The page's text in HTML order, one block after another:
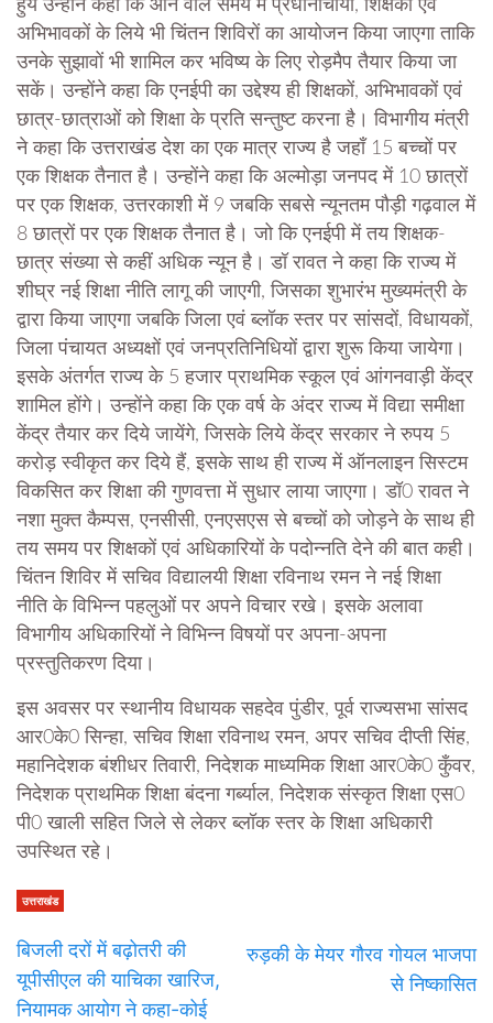
हुये उन्होंने कहा कि आने वाले समय में प्रधानाचार्यों, शिक्षकों एवं
अभिभावकों के लिये भी चिंतन शिविरों का आयोजन किया जाएगा ताकि
उनके सुझावों भी शामिल कर भविष्य के लिए रोड़मैप तैयार किया जा
सकें। उन्होंने कहा कि एनईपी का उद्देश्य ही शिक्षकों, अभिभावकों एवं
छात्र-छात्राओं को शिक्षा के प्रति सन्तुष्ट करना है। विभागीय मंत्री
ने कहा कि उत्तराखंड देश का एक मात्र राज्य है जहाँ 15 बच्चों पर
एक शिक्षक तैनात है। उन्होंने कहा कि अल्मोड़ा जनपद में 10 छात्रों
पर एक शिक्षक, उत्तरकाशी में 9 जबकि सबसे न्यूनतम पौड़ी गढ़वाल में
8 छात्रों पर एक शिक्षक तैनात है। जो कि एनईपी में तय शिक्षक-
छात्र संख्या से कहीं अधिक न्यून है। डॉ रावत ने कहा कि राज्य में
शीघ्र नई शिक्षा नीति लागू की जाएगी, जिसका शुभारंभ मुख्यमंत्री के
द्वारा किया जाएगा जबकि जिला एवं ब्लॉक स्तर पर सांसदों, विधायकों,
जिला पंचायत अध्यक्षों एवं जनप्रतिनिधियों द्वारा शुरू किया जायेगा।
इसके अंतर्गत राज्य के 5 हजार प्राथमिक स्कूल एवं आंगनवाड़ी केंद्र
शामिल होंगे। उन्होंने कहा कि एक वर्ष के अंदर राज्य में विद्या समीक्षा
केंद्र तैयार कर दिये जायेंगे, जिसके लिये केंद्र सरकार ने रुपय 5
करोड़ स्वीकृत कर दिये हैं, इसके साथ ही राज्य में ऑनलाइन सिस्टम
विकसित कर शिक्षा की गुणवत्ता में सुधार लाया जाएगा। डॉ0 रावत ने
नशा मुक्त कैम्पस, एनसीसी, एनएसएस से बच्चों को जोड़ने के साथ ही
तय समय पर शिक्षकों एवं अधिकारियों के पदोन्नति देने की बात कही।
चिंतन शिविर में सचिव विद्यालयी शिक्षा रविनाथ रमन ने नई शिक्षा
नीति के विभिन्न पहलुओं पर अपने विचार रखे। इसके अलावा
विभागीय अधिकारियों ने विभिन्न विषयों पर अपना-अपना
प्रस्तुतिकरण दिया।
इस अवसर पर स्थानीय विधायक सहदेव पुंडीर, पूर्व राज्यसभा सांसद
आर0के0 सिन्हा, सचिव शिक्षा रविनाथ रमन, अपर सचिव दीप्ती सिंह,
महानिदेशक बंशीधर तिवारी, निदेशक माध्यमिक शिक्षा आर0के0 कुँवर,
निदेशक प्राथमिक शिक्षा बंदना गर्ब्याल, निदेशक संस्कृत शिक्षा एस0
पी0 खाली सहित जिले से लेकर ब्लॉक स्तर के शिक्षा अधिकारी
उपस्थित रहे।
उत्तराखंड
बिजली दरों में बढ़ोतरी की
यूपीसीएल की याचिका खारिज,
नियामक आयोग ने कहा-कोई
रुड़की के मेयर गौरव गोयल भाजपा
से निष्कासित